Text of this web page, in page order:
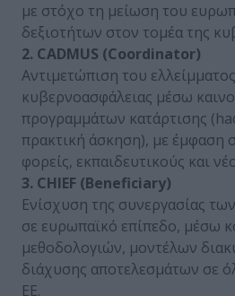
με στόχο τη μείωση του
δεξιοτήτων στον τομέα της
2. CADMUS (Coordinator)
Αντιμετώπιση του
κυβερνοασφάλειας μέσω
προγραμμάτων κατάρτισης
πρακτική άσκηση), με
φορείς, εκπαιδευτικούς και
3. CHIEF (Beneficiary)
Ενίσχυση της συνεργασίας
σε ευρωπαϊκό επίπεδο, μέσω
μεθοδολογιών, μοντέλων
διάχυσης αποτελεσμάτων σε
ΕΕ.